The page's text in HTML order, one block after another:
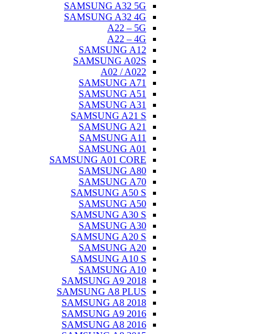
SAMSUNG A32 5G
SAMSUNG A32 4G
A22 – 5G
A22 – 4G
SAMSUNG A12
SAMSUNG A02S
A02 / A022
SAMSUNG A71
SAMSUNG A51
SAMSUNG A31
SAMSUNG A21 S
SAMSUNG A21
SAMSUNG A11
SAMSUNG A01
SAMSUNG A01 CORE
SAMSUNG A80
SAMSUNG A70
SAMSUNG A50 S
SAMSUNG A50
SAMSUNG A30 S
SAMSUNG A30
SAMSUNG A20 S
SAMSUNG A20
SAMSUNG A10 S
SAMSUNG A10
SAMSUNG A9 2018
SAMSUNG A8 PLUS
SAMSUNG A8 2018
SAMSUNG A9 2016
SAMSUNG A8 2016